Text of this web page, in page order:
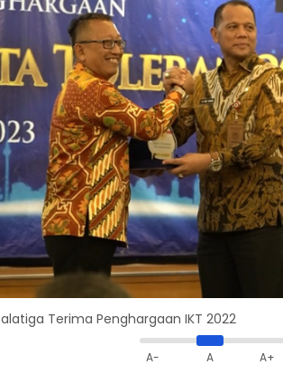
Terima Penghargaan IKT 2022
A- A A+